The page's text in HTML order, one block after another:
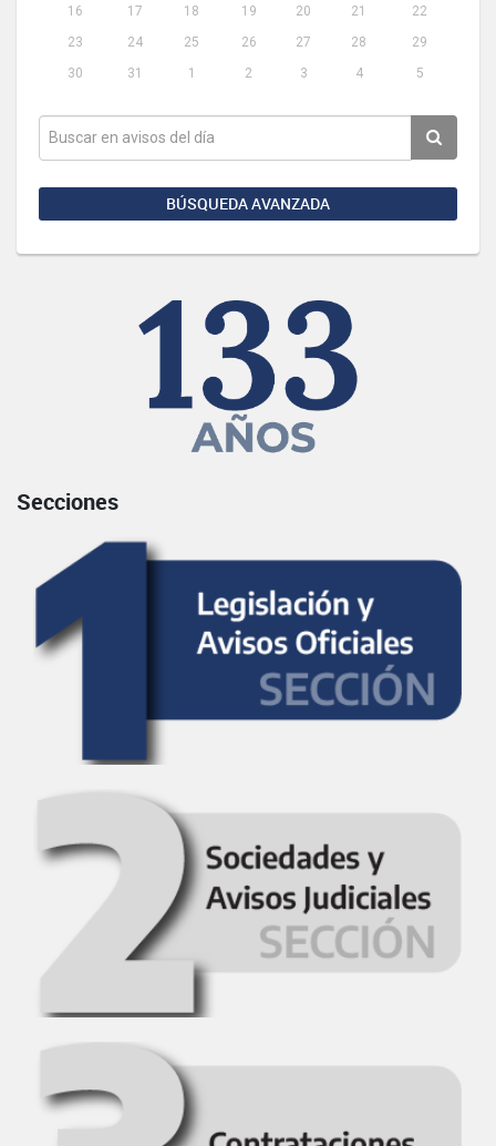
16
17 18 19 20 21
22
23
24 25 26 27 28
29
30
31 1 2 3 4 5
BÚSQUEDA AVANZADA
Secciones